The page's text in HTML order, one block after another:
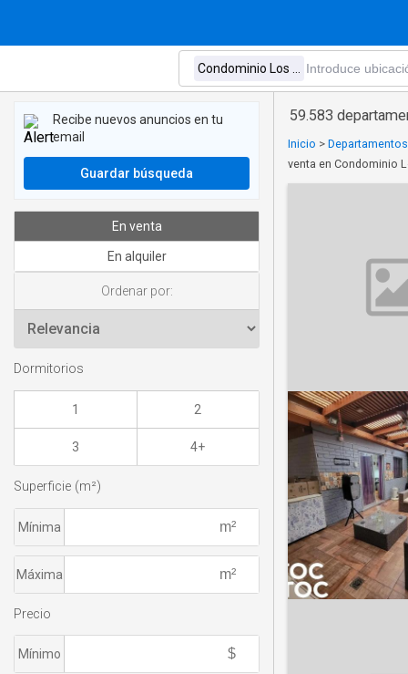
59.583
Inicio >
venta en Condominio
Recibe nuevos anuncios en tu
email
Guardar búsqueda
En venta
En alquiler
Ordenar por:
Dormitorios
1 2
3 4+
Superficie (m²)
Mínima
Máxima
Precio
Mínimo